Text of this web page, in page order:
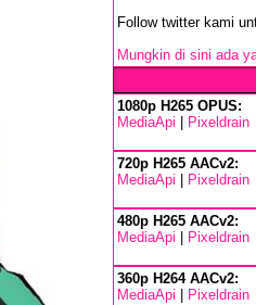
Follow twitter kami
Mungkin di sini ada
1080p H265 OPUS:
MediaApi
Pixeldrain
720p H265 AACv2:
MediaApi
Pixeldrain
480p H265 AACv2:
MediaApi
Pixeldrain
360p H264 AACv2:
MediaApi
Pixeldrain